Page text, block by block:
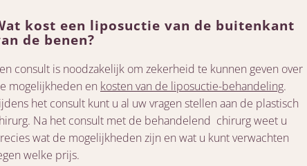
kost een liposuctie van de buitenkant
de benen?
consult is noodzakelijk om zekerheid te kunnen geven over
mogelijkheden en kosten van de liposuctie-behandeling.
het consult kunt u al uw vragen stellen aan de plastisch
Na het consult met de behandelend chirurg weet u
wat de mogelijkheden zijn en wat u kunt verwachten
welke prijs.